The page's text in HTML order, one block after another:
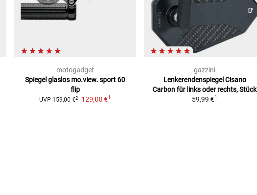
motogadget
Spiegel glaslos mo.view. sport 60
flip
UVP 159,00 €2 129,00 €1
gazzini
Lenkerendenspiegel Cisano
Carbonfür links oder rechts, Stück
59,99 €1